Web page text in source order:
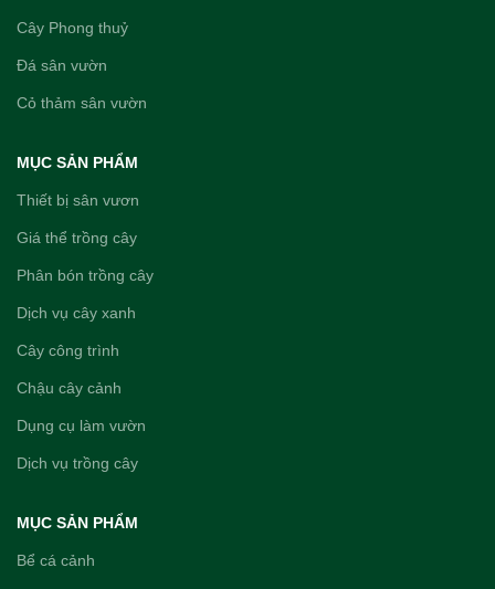
Cây Phong thuỷ
Đá sân vườn
Cỏ thảm sân vườn
MỤC SẢN PHẨM
Thiết bị sân vươn
Giá thể trồng cây
Phân bón trồng cây
Dịch vụ cây xanh
Cây công trình
Chậu cây cảnh
Dụng cụ làm vườn
Dịch vụ trồng cây
MỤC SẢN PHẨM
Bể cá cảnh